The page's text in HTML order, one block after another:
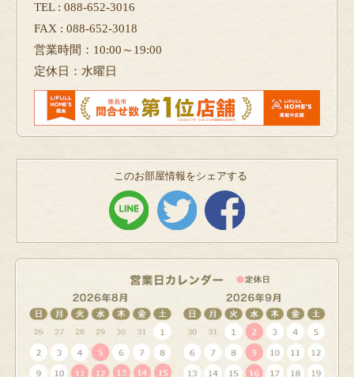
TEL : 088-652-3016
FAX : 088-652-3018
営業時間：10:00～19:00
定休日：水曜日
このお部屋情報をシェアする